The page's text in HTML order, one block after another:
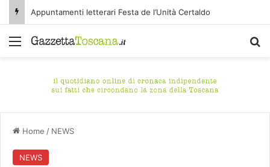
Appuntamenti letterari Festa de l’Unità Certaldo
Menu
Home / NEWS
NEWS